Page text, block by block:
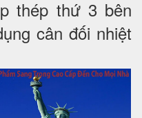
thép thứ 3 bên
cân đối nhiệt